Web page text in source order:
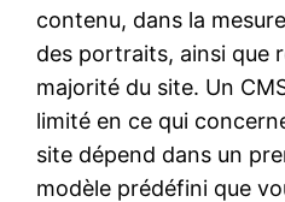
contenu, dans la
des portraits, ainsi que
majorité du site. Un
limité en ce qui
site dépend dans un
modèle prédéfini que